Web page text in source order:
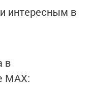
интересным в
в
MАХ: